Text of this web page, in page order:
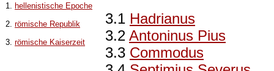
1.
hellenistische Epoche
2. römische Republik
3. römische Kaiserzeit
3.1 Hadrianus
3.2 Antoninus Pius
3.3 Commodus